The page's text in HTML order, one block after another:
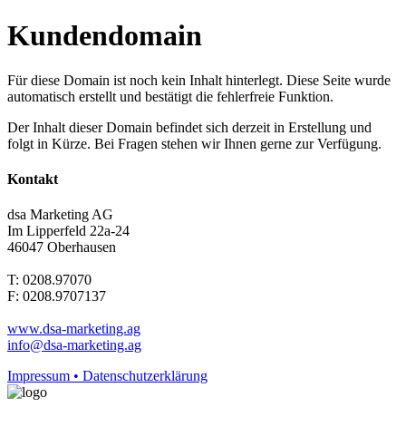
Kundendomain
Für diese Domain ist noch kein Inhalt hinterlegt. Diese Seite wurde
automatisch erstellt und bestätigt die fehlerfreie Funktion.
Der Inhalt dieser Domain befindet sich derzeit in Erstellung und
folgt in Kürze. Bei Fragen stehen wir Ihnen gerne zur Verfügung.
Kontakt
dsa Marketing AG
Im Lipperfeld 22a-24
46047 Oberhausen
T: 0208.97070
F: 0208.9707137
www.dsa-marketing.ag
info@dsa-marketing.ag
Impressum • Datenschutzerklärung